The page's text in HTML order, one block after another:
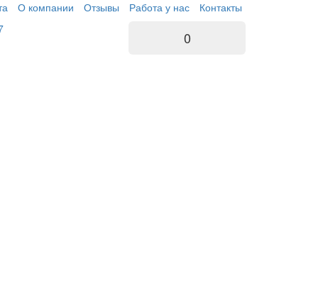
О компании Отзывы Работа у нас
Контакты
0